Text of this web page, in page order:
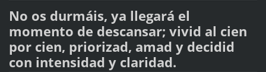
No os durmáis, ya llegará el
momento de descansar; vivid al cien
por cien, priorizad, amad y decidid
con intensidad y claridad.